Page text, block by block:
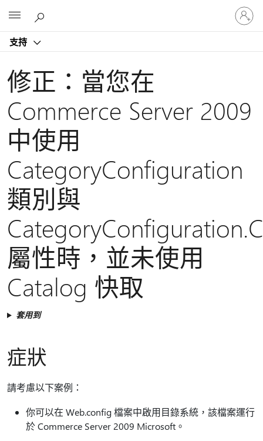
支持
登
入
您
修正：當您在
Commerce Server 2009
中使用
CategoryConfiguration
類別與
屬性時，並未使用
Catalog 快取
套用到
症狀
請考慮以下案例：
你可以在 Web.config 檔案中啟用目錄系統，該檔案運行
於 Commerce Server 2009 Microsoft。